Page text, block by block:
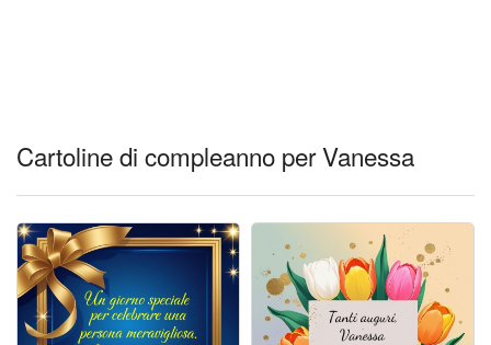
Cartoline musicali
Cartoline animate
Accedi
Cartoline di compleanno per Vanessa